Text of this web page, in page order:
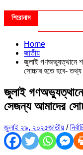
শিরোনাম
Home
জাতীয়
জুলাই গণঅভ্যুত্থানে
সোচ্চার হতে হবে- তথ্য
জুলাই গণঅভ্যুত্থানে
সেজন্য আমাদের
জুলাই ২৯, ২০২৫জাতীয় /